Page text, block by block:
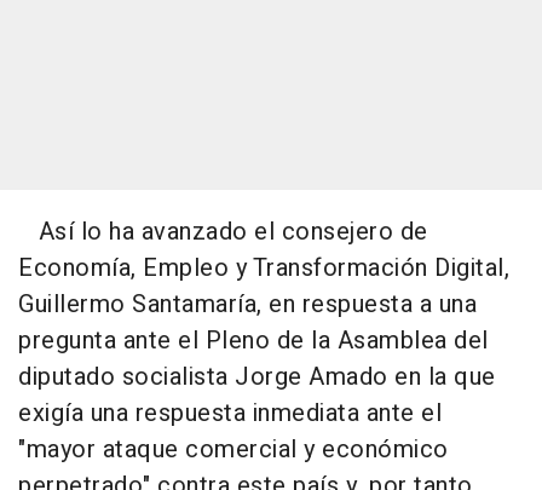
Así lo ha avanzado el consejero de
Economía, Empleo y Transformación Digital,
Guillermo Santamaría, en respuesta a una
pregunta ante el Pleno de la Asamblea del
diputado socialista Jorge Amado en la que
exigía una respuesta inmediata ante el
"mayor ataque comercial y económico